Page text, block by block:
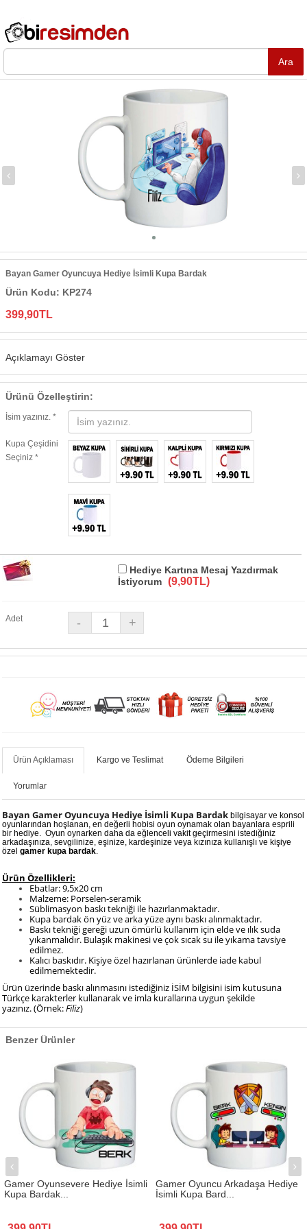
Bayan Gamer Oyuncuya Hediye İsimli Kupa Bardak
Ürün Kodu: KP274
399,90TL
Açıklamayı Göster
Ürünü Özelleştirin:
İsim yazınız. *
Kupa Çeşidini
Seçiniz *
Hediye Kartına Mesaj Yazdırmak
İstiyorum (9,90TL)
Adet
Ürün Açıklaması Kargo ve Teslimat Ödeme Bilgileri
Yorumlar
Bayan Gamer Oyuncuya Hediye İsimli Kupa Bardak bilgisayar ve konsol
oyunlarından hoşlanan, en değerli hobisi oyun oynamak olan bayanlara esprili
bir hediye. Oyun oynarken daha da eğlenceli vakit geçirmesini istediğiniz
arkadaşınıza, sevgilinize, eşinize, kardeşinize veya kızınıza kullanışlı ve kişiye
özel gamer kupa bardak.
Ürün Özellikleri:
Ebatlar: 9,5x20 cm
Malzeme: Porselen-seramik
Süblimasyon baskı tekniği ile hazırlanmaktadır.
Kupa bardak ön yüz ve arka yüze aynı baskı alınmaktadır.
Baskı tekniği gereği uzun ömürlü kullanım için elde ve ılık suda
yıkanmalıdır. Bulaşık makinesi ve çok sıcak su ile yıkama tavsiye
edilmez.
​Kalıcı baskıdır. Kişiye özel hazırlanan ürünlerde iade kabul
edilmemektedir.
Ürün üzerinde baskı alınmasını istediğiniz İSİM bilgisini isim kutusuna
Türkçe karakterler kullanarak ve imla kurallarına uygun şekilde
yazınız.(Örnek:Filiz)
Benzer Ürünler
Gamer Oyunsevere Hediye İsimli
Kupa Bardak...
Gamer Oyuncu Arkadaşa Hediye
İsimli Kupa Bard...